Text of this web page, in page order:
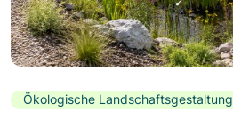
Ökologische Landschaftsgestaltung